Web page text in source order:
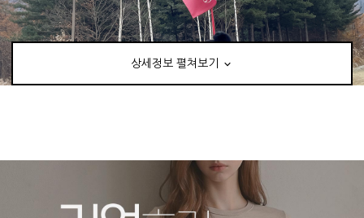
상세정보 펼쳐보기